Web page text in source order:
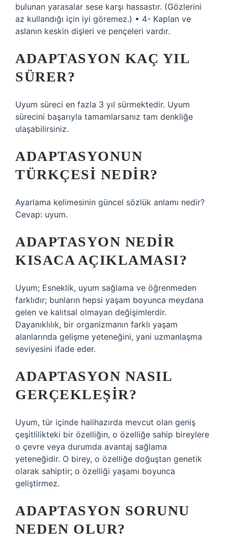
bulunan yarasalar sese karşı hassastır. (Gözlerini
az kullandığı için iyi göremez.) • 4- Kaplan ve
aslanın keskin dişleri ve pençeleri vardır.
ADAPTASYON KAÇ YIL
SÜRER?
Uyum süreci en fazla 3 yıl sürmektedir. Uyum
sürecini başarıyla tamamlarsanız tam denkliğe
ulaşabilirsiniz.
ADAPTASYONUN
TÜRKÇESI NEDIR?
Ayarlama kelimesinin güncel sözlük anlamı nedir?
Cevap: uyum.
ADAPTASYON NEDIR
KISACA AÇIKLAMASI?
Uyum; Esneklik, uyum sağlama ve öğrenmeden
farklıdır; bunların hepsi yaşam boyunca meydana
gelen ve kalıtsal olmayan değişimlerdir.
Dayanıklılık, bir organizmanın farklı yaşam
alanlarında gelişme yeteneğini, yani uzmanlaşma
seviyesini ifade eder.
ADAPTASYON NASIL
GERÇEKLEŞIR?
Uyum, tür içinde halihazırda mevcut olan geniş
çeşitlilikteki bir özelliğin, o özelliğe sahip bireylere
o çevre veya durumda avantaj sağlama
yeteneğidir. O birey, o özelliğe doğuştan genetik
olarak sahiptir; o özelliği yaşamı boyunca
geliştirmez.
ADAPTASYON SORUNU
NEDEN OLUR?